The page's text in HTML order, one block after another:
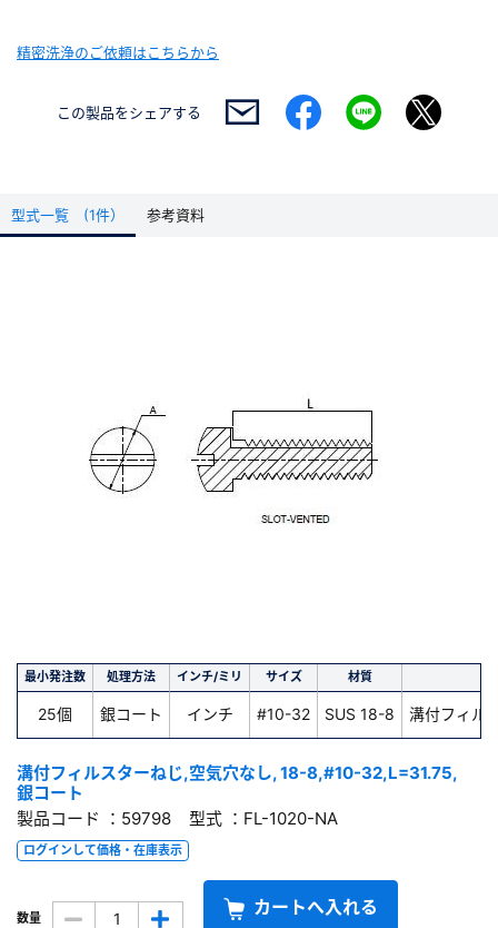
精密洗浄のご依頼はこちらから
この製品をシェアする
型式一覧 (1件） 参考資料
最小発注数 処理方法 インチ/ミリ サイズ 材質
25個 銀コート インチ #10-32 SUS 18-8 溝付フィル
溝付フィルスターねじ,空気穴なし, 18-8,#10-32,L=31.75,
銀コート
製品コード ：59798 型式 ：FL-1020-NA
ログインして価格・在庫表示
数量 カートへ入れる